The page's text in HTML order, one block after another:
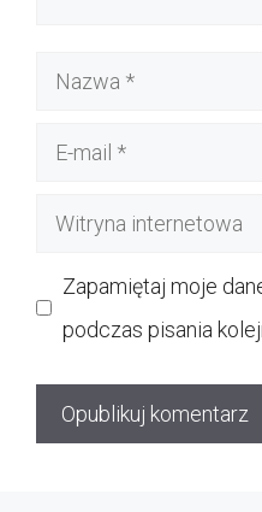
Nazwa
Witryna
Zapamiętaj moje
podczas pisania